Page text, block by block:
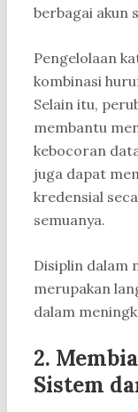
berbagai akun
Pengelolaan
kombinasi
Selain itu,
membantu
kebocoran
juga dapat
kredensial
semuanya.
Disiplin dalam
merupakan
dalam
2.
Sistem